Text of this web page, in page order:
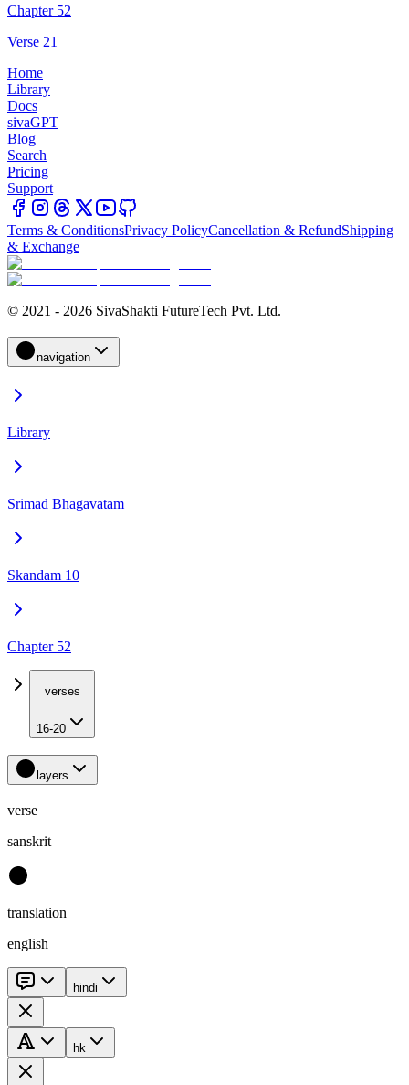
Chapter 52
Verse 21
Home
Library
Docs
sivaGPT
Blog
Search
Pricing
Support
Terms & ConditionsPrivacy PolicyCancellation & RefundShipping
& Exchange
© 2021 - 2026 SivaShakti FutureTech Pvt. Ltd.
navigation
Library
Srimad Bhagavatam
Skandam 10
Chapter 52
verses
16-20
layers
verse
sanskrit
translation
english
hindi
hk